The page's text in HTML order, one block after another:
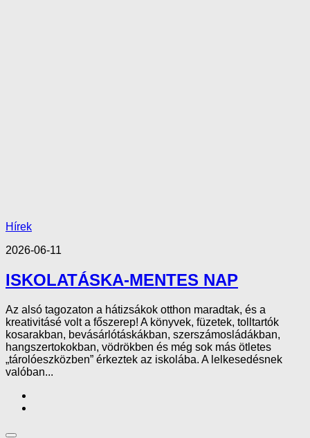
Hírek
2026-06-11
ISKOLATÁSKA-MENTES NAP
Az alsó tagozaton a hátizsákok otthon maradtak, és a
kreativitásé volt a főszerep! A könyvek, füzetek, tolltartók
kosarakban, bevásárlótáskákban, szerszámosládákban,
hangszertokokban, vödrökben és még sok más ötletes
„tárolóeszközben” érkeztek az iskolába. A lelkesedésnek
valóban...